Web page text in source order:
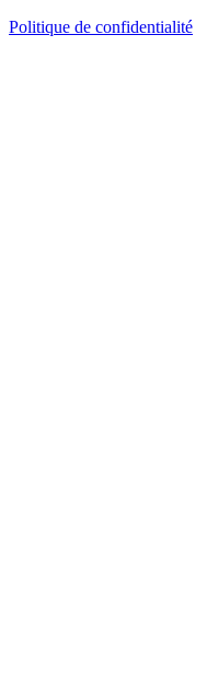
Politique de confidentialité